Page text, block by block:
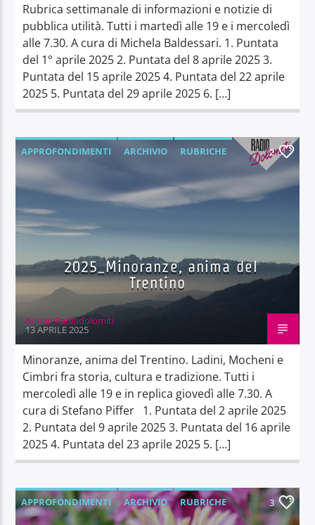
Rubrica settimanale di informazioni e notizie di
pubblica utilità. Tutti i martedì alle 19 e i mercoledì
alle 7.30. A cura di Michela Baldessari. 1. Puntata
del 1° aprile 2025 2. Puntata del 8 aprile 2025 3.
Puntata del 15 aprile 2025 4. Puntata del 22 aprile
2025 5. Puntata del 29 aprile 2025 6. […]
APPROFONDIMENTI ARCHIVIO RUBRICHE 2
2025_Minoranze, anima del
Trentino
Admin Radiodolomiti
13 APRILE 2025
Minoranze, anima del Trentino. Ladini, Mocheni e
Cimbri fra storia, cultura e tradizione. Tutti i
mercoledì alle 19 e in replica giovedì alle 7.30. A
cura di Stefano Piffer 1. Puntata del 2 aprile 2025
2. Puntata del 9 aprile 2025 3. Puntata del 16 aprile
2025 4. Puntata del 23 aprile 2025 5. […]
APPROFONDIMENTI ARCHIVIO RUBRICHE 3